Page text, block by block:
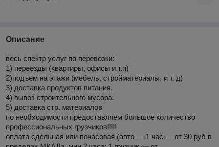
Описание
весь спектр услуг по перевозки:
1) переезды (квартиры, офисы и т.п)
2)подъем на этажи (мебель, стройматериалы, и т. д)
3) доставка продуктов питания.
4) вывоз строительного мусора.
5) доставка стр. материалов
по необходимости предоставляем большое количество
профессиональных грузчиков!!!!!
оплата сдельная или почасовая (авто ― 1 час ― от 30 руб в